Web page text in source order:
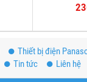
Thiết bị điện
Tin tức Liên hệ